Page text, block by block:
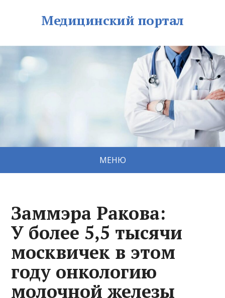
Медицинский портал
МЕНЮ
Заммэра Ракова:
У более 5,5 тысячи
москвичек в этом
году онкологию
молочной железы